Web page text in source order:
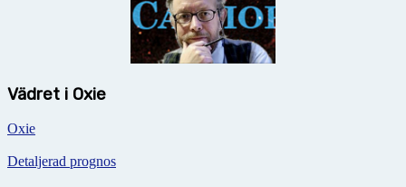
Vädret i Oxie
Oxie
Detaljerad prognos